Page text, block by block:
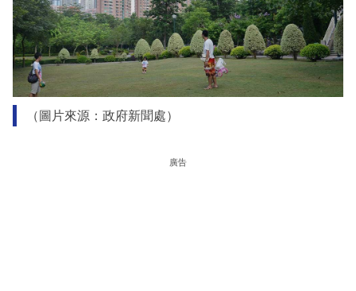
（圖片來源：政府新聞處）
廣告